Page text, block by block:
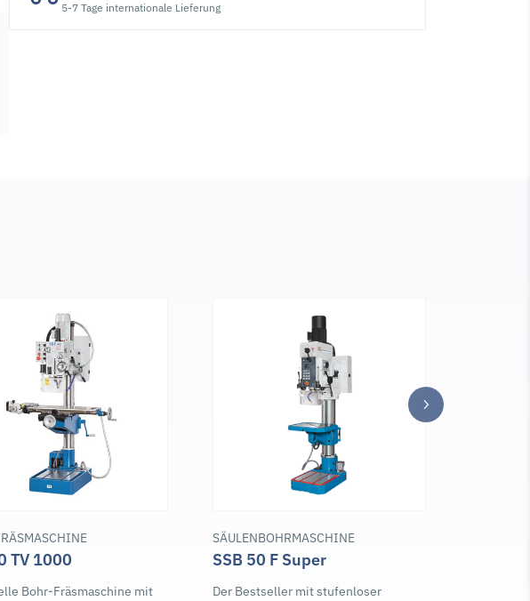
5-7 Tage internationale Lieferung
TV 1000
Bohr-Fräsmaschine mit
SÄULENBOHRMASCHINE
SSB 50 F Super
Der Bestseller mit stufenloser